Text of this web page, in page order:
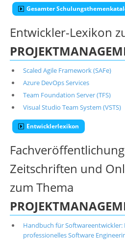
Gesamter
Entwickler-Lexikon
Scaled Agile Framework (SAFe)
Azure DevOps Services
Team Foundation Server (TFS)
Visual Studio Team System (VSTS)
Entwicklerlexikon
Zeitschriften und
zum Thema
Handbuch für Softwareentwickler:
professionelles Software